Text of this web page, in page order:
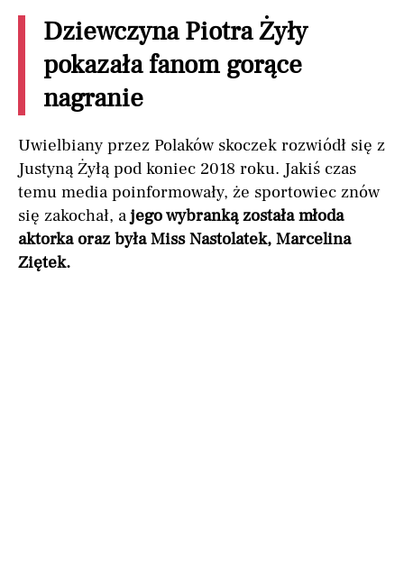
Dziewczyna Piotra Żyły
pokazała fanom gorące
nagranie
Uwielbiany przez Polaków skoczek rozwiódł się z
Justyną Żyłą pod koniec 2018 roku. Jakiś czas
temu media poinformowały, że sportowiec znów
się zakochał, a jego wybranką została młoda
aktorka oraz była Miss Nastolatek, Marcelina
Ziętek.